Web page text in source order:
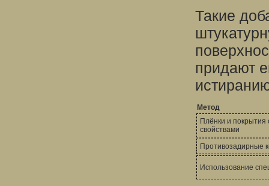
Такие
придают
Метод
Плёнки и
свойствами
Противозадирные
Использование